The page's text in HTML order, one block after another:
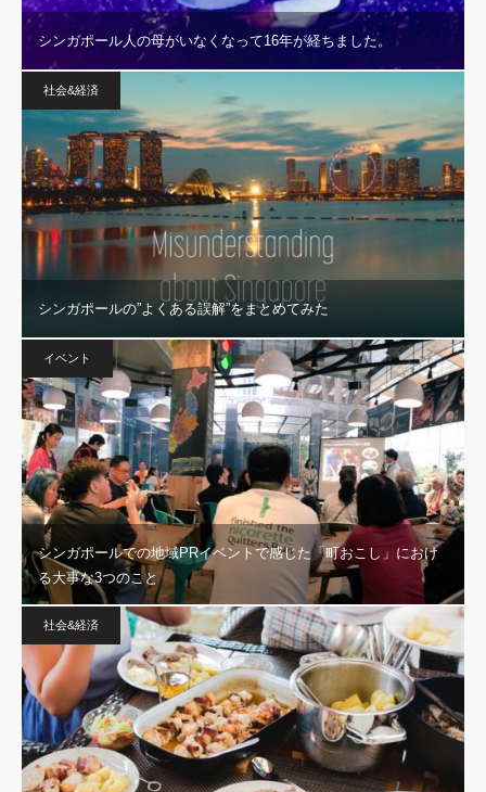
シンガポール人の母がいなくなって16年が経ちました。
社会&経済
シンガポールの”よくある誤解”をまとめてみた
イベント
シンガポールでの地域PRイベントで感じた「町おこし」におけ
る大事な3つのこと
社会&経済